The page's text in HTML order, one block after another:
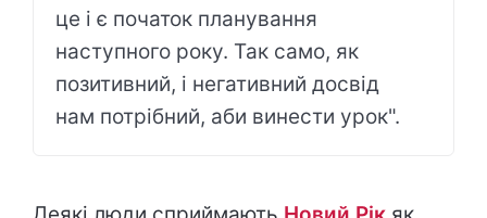
це і є початок планування
наступного року. Так само, як
позитивний, і негативний досвід
нам потрібний, аби винести урок".